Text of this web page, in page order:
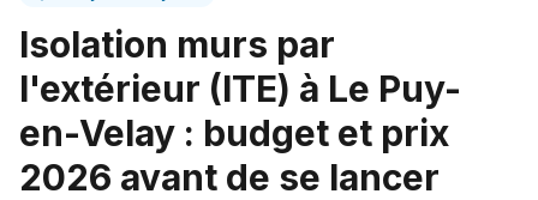
Isolation murs par
l'extérieur (ITE) à Le Puy-
en-Velay : budget et prix
2026 avant de se lancer